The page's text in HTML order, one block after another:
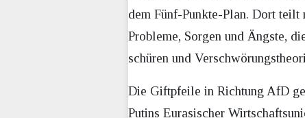
dem Fünf-Punkte-Plan. Dort
Probleme, Sorgen und Ängste,
schüren und
Die Giftpfeile in Richtung AfD
Putins Eurasischer